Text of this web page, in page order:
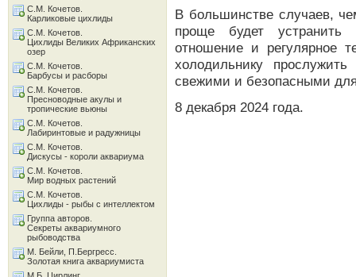
В большинстве случаев,
проще будет устранить
отношение и регулярное
холодильнику
свежими и безопасными
8 декабря 2024 года.
С.М. Кочетов.
Карликовые цихлиды
С.М. Кочетов.
Цихлиды Великих Африканских
озер
С.М. Кочетов.
Барбусы и расборы
С.М. Кочетов.
Пресноводные акулы и
тропические вьюны
С.М. Кочетов.
Лабиринтовые и радужницы
С.М. Кочетов.
Дискусы - короли аквариума
С.М. Кочетов.
Мир водных растений
С.М. Кочетов.
Цихлиды - рыбы с интеллектом
Группа авторов.
Секреты аквариумного
рыбоводства
М. Бейли, П.Бергресс.
Золотая книга аквариумиста